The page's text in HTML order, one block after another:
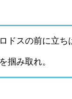
ドスの前に立ち
掴み取れ。